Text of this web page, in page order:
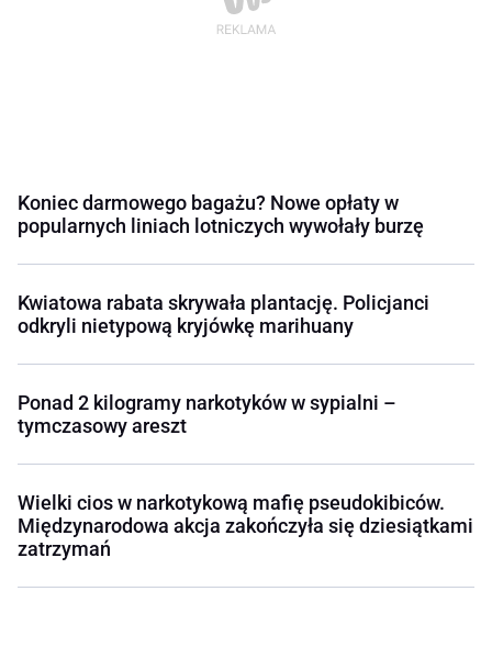
Koniec darmowego bagażu? Nowe opłaty w
popularnych liniach lotniczych wywołały burzę
Kwiatowa rabata skrywała plantację. Policjanci
odkryli nietypową kryjówkę marihuany
Ponad 2 kilogramy narkotyków w sypialni –
tymczasowy areszt
Wielki cios w narkotykową mafię pseudokibiców.
Międzynarodowa akcja zakończyła się dziesiątkami
zatrzymań